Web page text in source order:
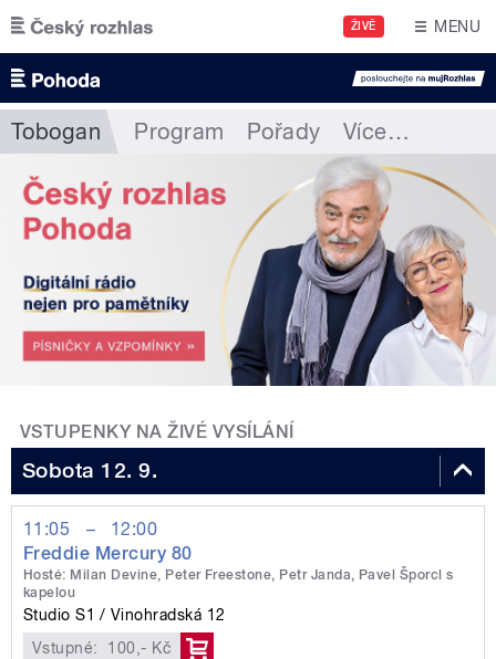
Přejít k hlavnímu obsahu
ŽIVĚ MENU
Tobogan Program Pořady Více…
VSTUPENKY NA ŽIVÉ VYSÍLÁNÍ
Sobota 12. 9.
11:05 –
12:00
Freddie Mercury 80
Hosté: Milan Devine, Peter Freestone, Petr Janda, Pavel Šporcl s
kapelou
Studio S1
Vinohradská 12
Vstupné:
100,- Kč